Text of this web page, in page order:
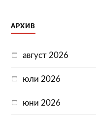
АРХИВ
август 2026
юли 2026
юни 2026